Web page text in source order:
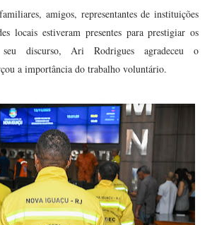
amigos, representantes de instituições
locais estiveram presentes para prestigiar os
seu discurso, Ari Rodrigues agradeceu o
a importância do trabalho voluntário.